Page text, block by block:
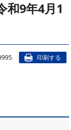
和9年4月1
印刷する